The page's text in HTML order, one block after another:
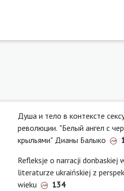
Душа и тело в контексте
революции. "Белый ангел с
крыльями" Дианы Балыко
Refleksje o narracji donbaskiej
literaturze ukraińskiej z
wieku
134